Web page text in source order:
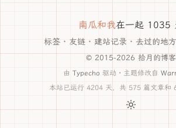
南瓜和我在一起 1035
标签 · 友链 · 建站记录 · 去过的地方
© 2015-2026 拾月的博客
由 Typecho 驱动 · 主题修改自
本站已运行 4204 天，共 575 篇文章和